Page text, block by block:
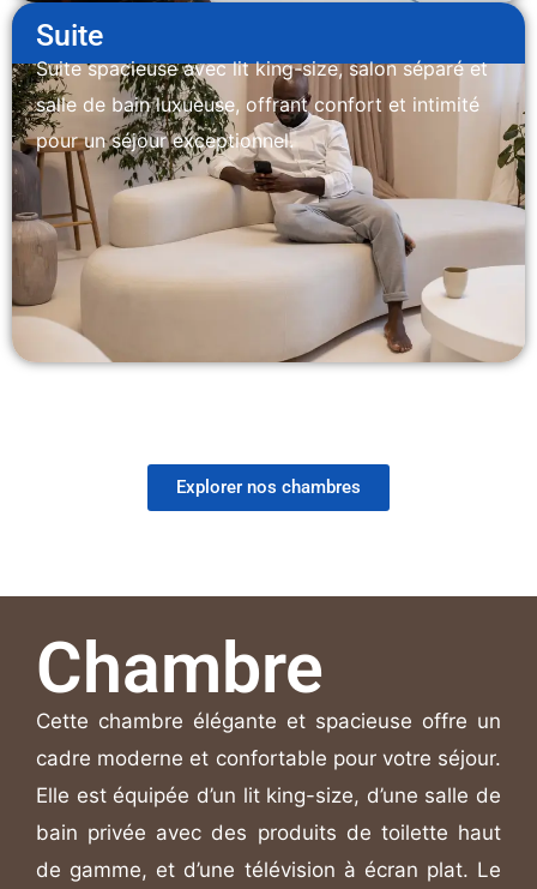
Suite
Suite spacieuse avec lit king-size, salon séparé et
salle de bain luxueuse, offrant confort et intimité
pour un séjour exceptionnel.
Explorer nos chambres
Chambre
Cette chambre élégante et spacieuse offre un
cadre moderne et confortable pour votre séjour.
Elle est équipée d’un lit king-size, d’une salle de
bain privée avec des produits de toilette haut
de gamme, et d’une télévision à écran plat. Le